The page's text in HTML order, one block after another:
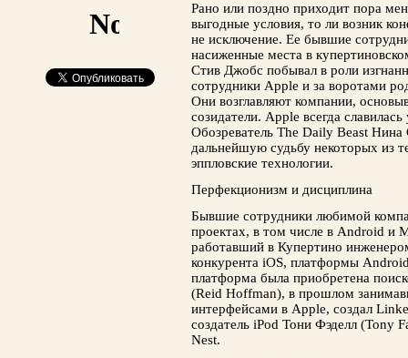
Рано или поздно приходит пора
выгодные условия, то ли возник
не исключение. Ее бывшие
насиженные места в
Стив Джобс побывал в роли
сотрудники Apple и за воротами
Они возглавляют компании,
созидатели. Apple всегда
Обозреватель The Daily Beast
дальнейшую судьбу некоторых из
эппловские технологии.
Перфекционизм и дисциплина
Бывшие сотрудники любимой
проектах, в том числе в Android
работавший в Купертино
конкурента iOS, платформы
платформа была приобретена
(Reid Hoffman), в прошлом
интерфейсами в Apple, создал
создатель iPod Тони Фэделл (Tony
Nest.